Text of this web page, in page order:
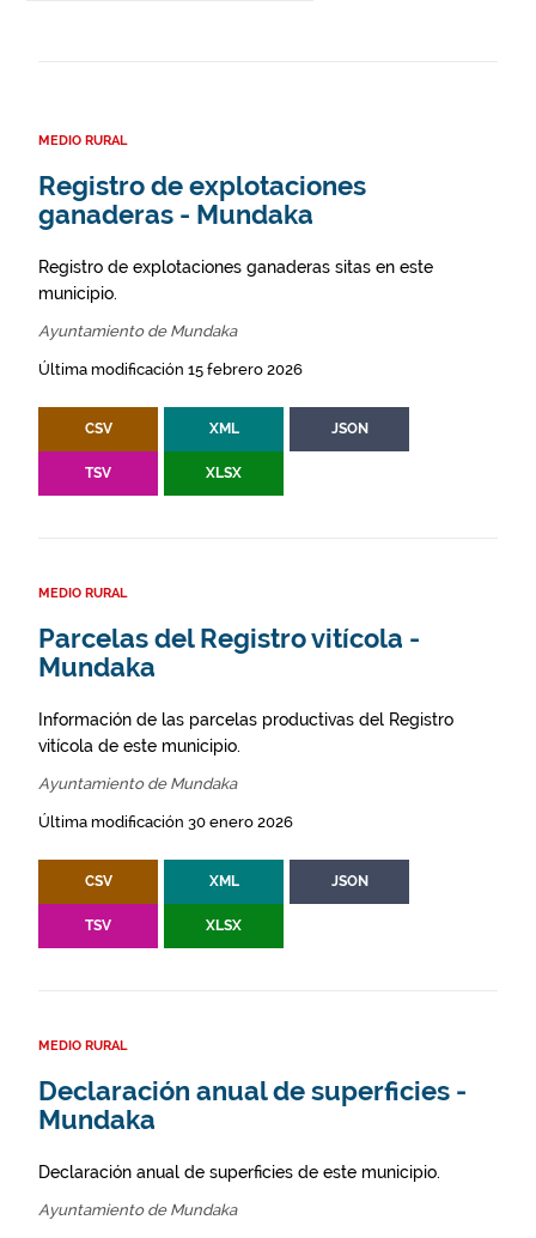
MEDIO RURAL
Registro de explotaciones
ganaderas - Mundaka
Registro de explotaciones ganaderas sitas en este
municipio.
Ayuntamiento de Mundaka
Última modificación 15 febrero 2026
CSV XML JSON
TSV XLSX
MEDIO RURAL
Parcelas del Registro vitícola -
Mundaka
Información de las parcelas productivas del Registro
vitícola de este municipio.
Ayuntamiento de Mundaka
Última modificación 30 enero 2026
CSV XML JSON
TSV XLSX
MEDIO RURAL
Declaración anual de superficies -
Mundaka
Declaración anual de superficies de este municipio.
Ayuntamiento de Mundaka